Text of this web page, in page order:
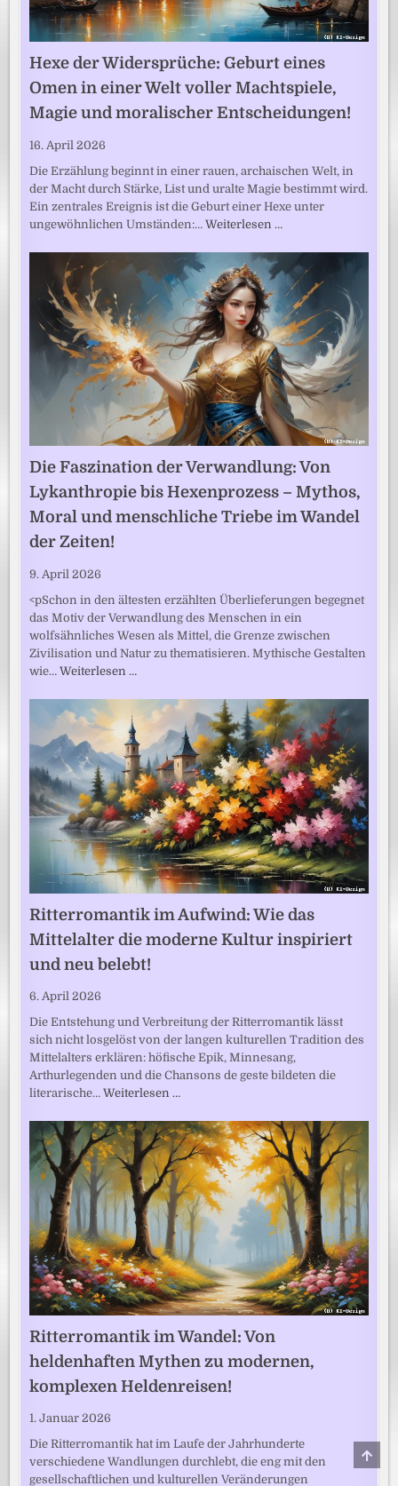
Hexe der Widersprüche: Geburt eines
Omen in einer Welt voller Machtspiele,
Magie und moralischer Entscheidungen!
16. April 2026
Die Erzählung beginnt in einer rauen, archaischen Welt, in
der Macht durch Stärke, List und uralte Magie bestimmt wird.
Ein zentrales Ereignis ist die Geburt einer Hexe unter
ungewöhnlichen Umständen:…Weiterlesen …
Die Faszination der Verwandlung: Von
Lykanthropie bis Hexenprozess – Mythos,
Moral und menschliche Triebe im Wandel
der Zeiten!
9. April 2026
<pSchon in den ältesten erzählten Überlieferungen begegnet
das Motiv der Verwandlung des Menschen in ein
wolfsähnliches Wesen als Mittel, die Grenze zwischen
Zivilisation und Natur zu thematisieren. Mythische Gestalten
wie…Weiterlesen …
Ritterromantik im Aufwind: Wie das
Mittelalter die moderne Kultur inspiriert
und neu belebt!
6. April 2026
Die Entstehung und Verbreitung der Ritterromantik lässt
sich nicht losgelöst von der langen kulturellen Tradition des
Mittelalters erklären: höfische Epik, Minnesang,
Arthurlegenden und die Chansons de geste bildeten die
literarische…Weiterlesen …
Ritterromantik im Wandel: Von
heldenhaften Mythen zu modernen,
komplexen Heldenreisen!
1. Januar 2026
Die Ritterromantik hat im Laufe der Jahrhunderte
verschiedene Wandlungen durchlebt, die eng mit den
gesellschaftlichen und kulturellen Veränderungen
TO